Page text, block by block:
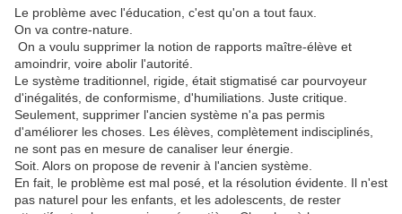
Le problème avec l'éducation, c'est qu'on a tout faux.
On va contre-nature.
On a voulu supprimer la notion de rapports maître-élève et
amoindrir, voire abolir l'autorité.
Le système traditionnel, rigide, était stigmatisé car pourvoyeur
d'inégalités, de conformisme, d'humiliations. Juste critique.
Seulement, supprimer l'ancien système n'a pas permis
d'améliorer les choses. Les élèves, complètement indisciplinés,
ne sont pas en mesure de canaliser leur énergie.
Soit. Alors on propose de revenir à l'ancien système.
En fait, le problème est mal posé, et la résolution évidente. Il n'est
pas naturel pour les enfants, et les adolescents, de rester